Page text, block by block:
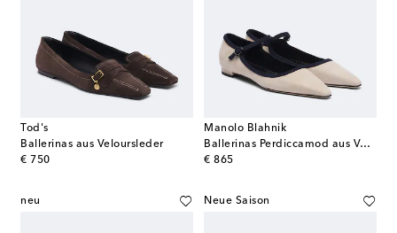
Tod's
Ballerinas aus Veloursleder
€ 750
original price
Manolo Blahnik
Ballerinas Perdiccamod aus Veloursleder
€ 865
original price
neu Neue Saison